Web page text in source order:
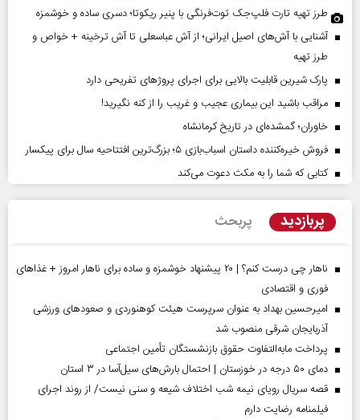
طرز تهیه تارت فلپ‌جک توت‌فرنگی با پنیر ریکوتا؛ دسری ساده و خوشمزه
آشنایی با آش‌های اصیل ایرانی؛ از آش عباسعلی تا آش ترخینه + خواص و
طرز تهیه
پارک شیرین قابلیت‌ بالایی برای اجرای پروژهای تفریحی دارد
مراقب باشید این بیماری عجیب و غریب را از کنه نگیرید!
خاوران؛ گمشده‌ای در تاریخ کرمانشاه
فروش خیره‌کننده داستان اسباب‌بازی ۵؛ بزرگ‌ترین افتتاحیه سال برای پیکسار
کتابی که شما را به مکث دعوت می‌کند
پربازدید پربحث
ناهار چی درست کنم؟ | ۲۰ پیشنهاد خوشمزه و ساده برای ناهار امروز + غذاهای
فوری و اقتصادی
امیرحسین بهداد به عنوان سرپرست هیئت کوهنوردی و صعودهای ورزشی
آذربایجان شرقی منصوب شد
پرداخت مابه‌التفاوت حقوق بازنشستگان تأمین اجتماعی
دمای ۵۰ درجه در خوزستان | احتمال بارش‌های سیل‌آسا در ۳ استان
قصه سریال رویای نیمه شب اختلاف شیعه و سنی نیست/ از روند اجرای
فیلمنامه رضایت دارم